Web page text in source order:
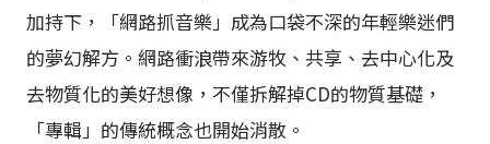
加持下，「網路抓音樂」成為口袋不深的年輕樂迷們
的夢幻解方。網路衝浪帶來游牧、共享、去中心化及
去物質化的美好想像，不僅拆解掉CD的物質基礎，
「專輯」的傳統概念也開始消散。